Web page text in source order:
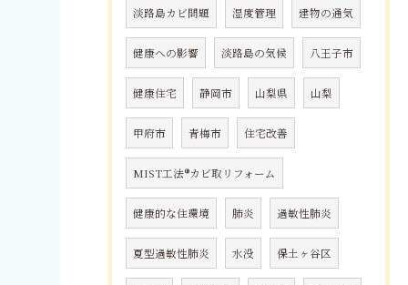
淡路島カビ問題 湿度管理 建物の通気
健康への影響 淡路島の気候 八王子市
健康住宅 静岡市 山梨県 山梨
甲府市 青梅市 住宅改善
MIST工法®カビ取リフォーム
健康的な住環境 肺炎 過敏性肺炎
夏型過敏性肺炎 水没 保土ヶ谷区